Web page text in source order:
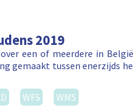
2019
een of meerdere in
gemaakt tussen enerzijds
WFS WMS